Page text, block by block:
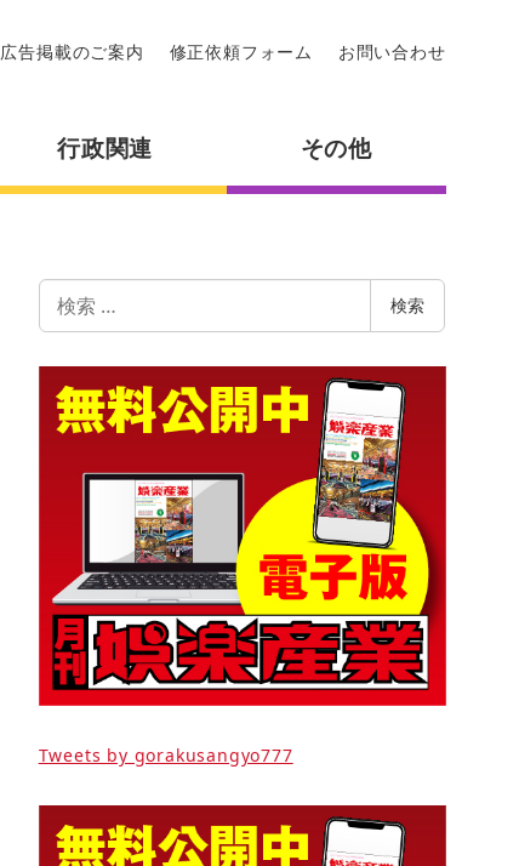
広告掲載のご案内 修正依頼フォーム お問い合わせ
行政関連 その他
索
検索
Tweets by gorakusangyo777